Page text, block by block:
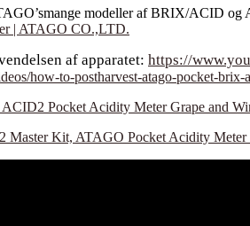
modeller af BRIX/ACID og
| ATAGO CO.,LTD.
af apparatet: https://
how-to-postharvest-atago-pocket-brix-
Pocket Acidity Meter Grape and
Master Kit, ATAGO Pocket Acidity